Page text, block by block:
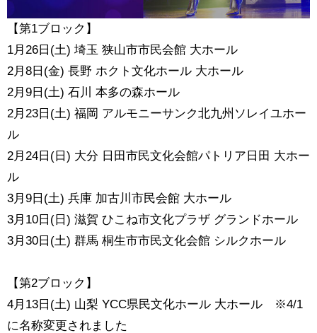
【第1ブロック】
1月26日(土) 埼玉 狭山市市民会館 大ホール
2月8日(金) 長野 ホクト文化ホール 大ホール
2月9日(土) 石川 本多の森ホール
2月23日(土) 福岡 アルモニーサンク北九州ソレイユホー
ル
2月24日(日) 大分 日田市民文化会館パトリア日田 大ホー
ル
3月9日(土) 兵庫 加古川市民会館 大ホール
3月10日(日) 滋賀 ひこね市文化プラザ グランドホール
3月30日(土) 群馬 桐生市市民文化会館 シルクホール
【第2ブロック】
4月13日(土) 山梨 YCC県民文化ホール 大ホール ※4/1
に名称変更されました